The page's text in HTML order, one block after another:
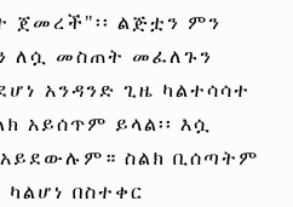
ልጅቷን ምን
ለሷ መስጠት መፈለጉን
አንዳንድ ጊዜ ካልተሳሳተ
አይሰጥም ይላል፡፡ እሷ
ስልክ ቢሰጣትም
በስተቀር